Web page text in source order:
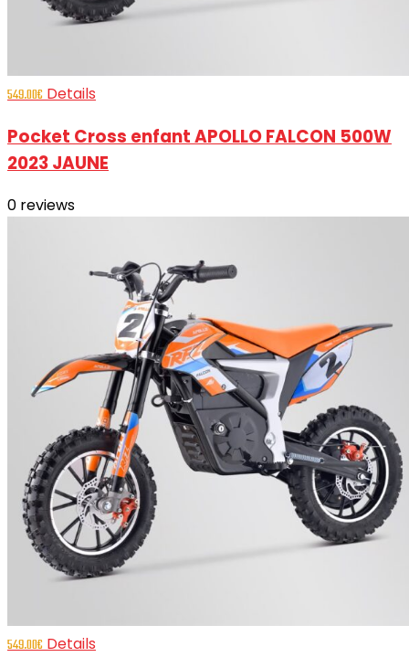
549.00€ Details
Pocket Cross enfant APOLLO FALCON 500W
2023 JAUNE
0 reviews
549.00€ Details